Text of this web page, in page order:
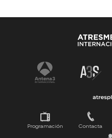
Antena 3 Noticias
Tu cara me suena
Programación Contacta